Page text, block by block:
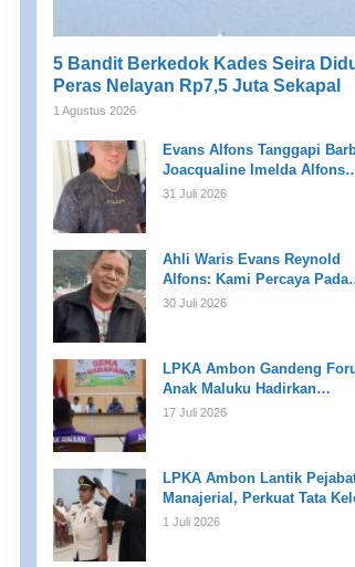
5 Bandit Berkedok Kades Seira
Peras Nelayan Rp7,5 Juta Sekapal
1 Agustus 2026
Evans Alfons Tanggapi
Joacqualine Imelda Alfons
Mengenai Status Ahli Waris
31 Juli 2026
Ahli Waris Evans Reynold
Alfons: Kami Percaya Pada
Hukum, Bukan Opini
30 Juli 2026
LPKA Ambon Gandeng
Anak Maluku Hadirkan
Pembinaan Psikologis dan
17 Juli 2026
LPKA Ambon Lantik
Manajerial, Perkuat Tata
dan Kualitas Layanan
1 Juli 2026